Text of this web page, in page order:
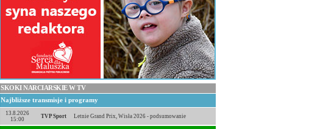
SKOKI NARCIARSKIE W TV
Najbliższe transmisje i programy
13.8.2026
15:00
TVP Sport Letnie Grand Prix, Wisła 2026 - podsumowanie